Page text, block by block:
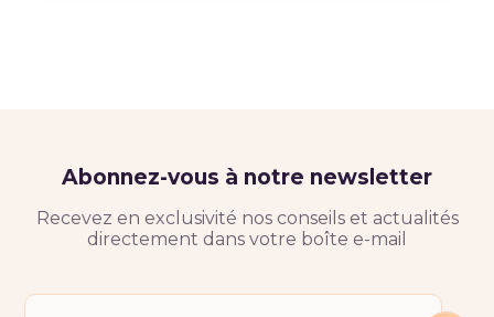
Abonnez-vous à notre newsletter
Recevez en exclusivité nos conseils et actualités
directement dans votre boîte e-mail